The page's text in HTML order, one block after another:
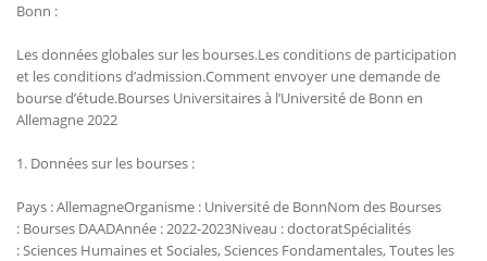
Bonn :
Les données globales sur les bourses.Les conditions de participation
et les conditions d’admission.Comment envoyer une demande de
bourse d’étude.Bourses Universitaires à l’Université de Bonn en
Allemagne 2022
1. Données sur les bourses :
Pays : AllemagneOrganisme : Université de BonnNom des Bourses
: Bourses DAADAnnée : 2022-2023Niveau : doctoratSpécialités
: Sciences Humaines et Sociales, Sciences Fondamentales, Toutes les